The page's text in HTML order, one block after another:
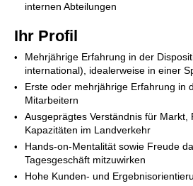
internen Abteilungen
Ihr Profil
Mehrjährige Erfahrung in der
international), idealerweise in einer
Erste oder mehrjährige Erfahrung in
Mitarbeitern
Ausgeprägtes Verständnis für Markt,
Kapazitäten im Landverkehr
Hands-on-Mentalität sowie Freude
Tagesgeschäft mitzuwirken
Hohe Kunden- und